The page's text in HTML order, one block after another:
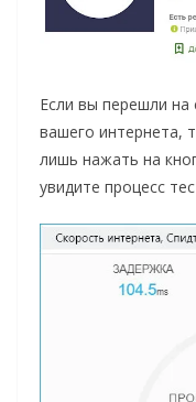
Если вы перешли на
вашего интернета,
лишь нажать на
увидите процесс